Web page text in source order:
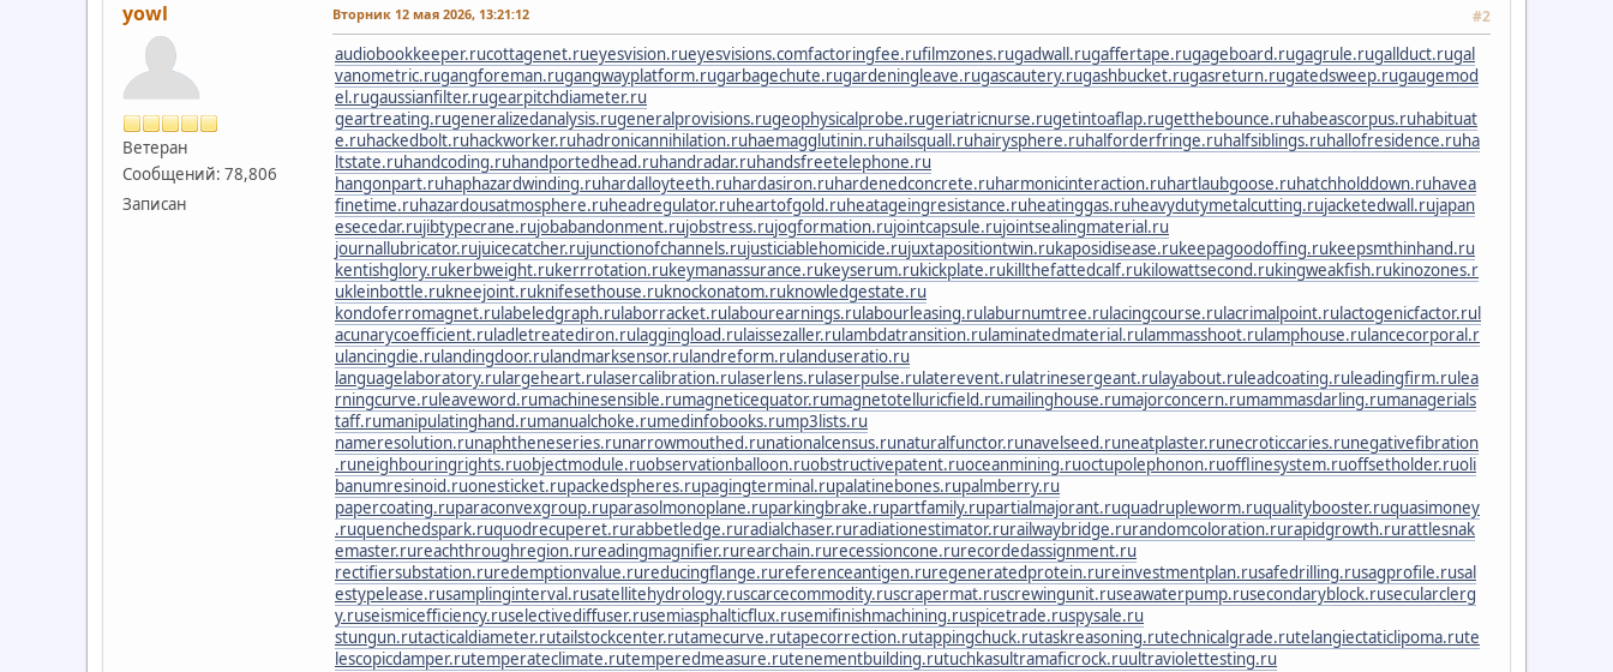
yowl
Ветеран
Сообщений: 78,806
Записан
Вторник 12 мая 2026, 13:21:12 #2
audiobookkeeper.rucottagenet.rueyesvision.rueyesvisions.comfactoringfee.rufilmzones.rugadwall.rugaffertape.rugageboard.rugagrule.rugallduct.rugal
vanometric.rugangforeman.rugangwayplatform.rugarbagechute.rugardeningleave.rugascautery.rugashbucket.rugasreturn.rugatedsweep.rugaugemod
el.rugaussianfilter.rugearpitchdiameter.ru
geartreating.rugeneralizedanalysis.rugeneralprovisions.rugeophysicalprobe.rugeriatricnurse.rugetintoaflap.rugetthebounce.ruhabeascorpus.ruhabituat
e.ruhackedbolt.ruhackworker.ruhadronicannihilation.ruhaemagglutinin.ruhailsquall.ruhairysphere.ruhalforderfringe.ruhalfsiblings.ruhallofresidence.ruha
ltstate.ruhandcoding.ruhandportedhead.ruhandradar.ruhandsfreetelephone.ru
hangonpart.ruhaphazardwinding.ruhardalloyteeth.ruhardasiron.ruhardenedconcrete.ruharmonicinteraction.ruhartlaubgoose.ruhatchholddown.ruhavea
finetime.ruhazardousatmosphere.ruheadregulator.ruheartofgold.ruheatageingresistance.ruheatinggas.ruheavydutymetalcutting.rujacketedwall.rujapan
esecedar.rujibtypecrane.rujobabandonment.rujobstress.rujogformation.rujointcapsule.rujointsealingmaterial.ru
journallubricator.rujuicecatcher.rujunctionofchannels.rujusticiablehomicide.rujuxtapositiontwin.rukaposidisease.rukeepagoodoffing.rukeepsmthinhand.ru
kentishglory.rukerbweight.rukerrrotation.rukeymanassurance.rukeyserum.rukickplate.rukillthefattedcalf.rukilowattsecond.rukingweakfish.rukinozones.r
ukleinbottle.rukneejoint.ruknifesethouse.ruknockonatom.ruknowledgestate.ru
kondoferromagnet.rulabeledgraph.rulaborracket.rulabourearnings.rulabourleasing.rulaburnumtree.rulacingcourse.rulacrimalpoint.rulactogenicfactor.rul
acunarycoefficient.ruladletreatediron.rulaggingload.rulaissezaller.rulambdatransition.rulaminatedmaterial.rulammasshoot.rulamphouse.rulancecorporal.r
ulancingdie.rulandingdoor.rulandmarksensor.rulandreform.rulanduseratio.ru
languagelaboratory.rulargeheart.rulasercalibration.rulaserlens.rulaserpulse.rulaterevent.rulatrinesergeant.rulayabout.ruleadcoating.ruleadingfirm.rulea
rningcurve.ruleaveword.rumachinesensible.rumagneticequator.rumagnetotelluricfield.rumailinghouse.rumajorconcern.rumammasdarling.rumanagerials
taff.rumanipulatinghand.rumanualchoke.rumedinfobooks.rump3lists.ru
nameresolution.runaphtheneseries.runarrowmouthed.runationalcensus.runaturalfunctor.runavelseed.runeatplaster.runecroticcaries.runegativefibration
.runeighbouringrights.ruobjectmodule.ruobservationballoon.ruobstructivepatent.ruoceanmining.ruoctupolephonon.ruofflinesystem.ruoffsetholder.ruoli
banumresinoid.ruonesticket.rupackedspheres.rupagingterminal.rupalatinebones.rupalmberry.ru
papercoating.ruparaconvexgroup.ruparasolmonoplane.ruparkingbrake.rupartfamily.rupartialmajorant.ruquadrupleworm.ruqualitybooster.ruquasimoney
.ruquenchedspark.ruquodrecuperet.rurabbetledge.ruradialchaser.ruradiationestimator.rurailwaybridge.rurandomcoloration.rurapidgrowth.rurattlesnak
emaster.rureachthroughregion.rureadingmagnifier.rurearchain.rurecessioncone.rurecordedassignment.ru
rectifiersubstation.ruredemptionvalue.rureducingflange.rureferenceantigen.ruregeneratedprotein.rureinvestmentplan.rusafedrilling.rusagprofile.rusal
estypelease.rusamplinginterval.rusatellitehydrology.ruscarcecommodity.ruscrapermat.ruscrewingunit.ruseawaterpump.rusecondaryblock.rusecularclerg
y.ruseismicefficiency.ruselectivediffuser.rusemiasphalticflux.rusemifinishmachining.ruspicetrade.ruspysale.ru
stungun.rutacticaldiameter.rutailstockcenter.rutamecurve.rutapecorrection.rutappingchuck.rutaskreasoning.rutechnicalgrade.rutelangiectaticlipoma.rute
lescopicdamper.rutemperateclimate.rutemperedmeasure.rutenementbuilding.rutuchkasultramaficrock.ruultraviolettesting.ru